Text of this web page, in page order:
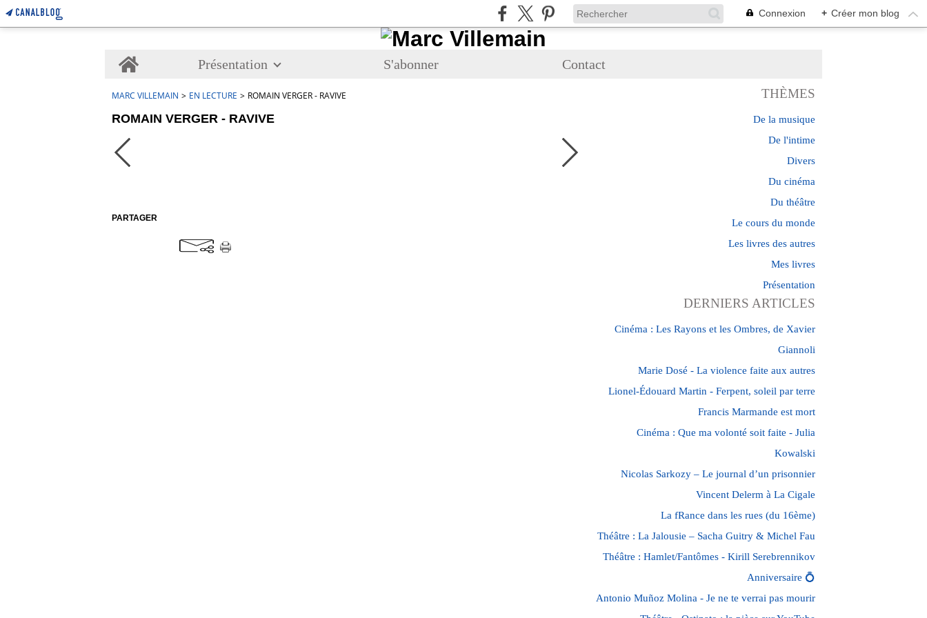
Connexion + Créer mon blog
Home Présentation S'abonner Contact
MARC VILLEMAIN > EN LECTURE > ROMAIN VERGER - RAVIVE
ROMAIN VERGER - RAVIVE
PARTAGER
THÈMES
De la musique
De l'intime
Divers
Du cinéma
Du théâtre
Le cours du monde
Les livres des autres
Mes livres
Présentation
DERNIERS ARTICLES
Cinéma : Les Rayons et les Ombres, de Xavier
Giannoli
Marie Dosé - La violence faite aux autres
Lionel-Édouard Martin - Ferpent, soleil par terre
Francis Marmande est mort
Cinéma : Que ma volonté soit faite - Julia
Kowalski
Nicolas Sarkozy – Le journal d’un prisonnier
Vincent Delerm à La Cigale
La fRance dans les rues (du 16ème)
Théâtre : La Jalousie – Sacha Guitry & Michel Fau
Théâtre : Hamlet/Fantômes - Kirill Serebrennikov
Anniversaire 💍
Antonio Muñoz Molina - Je ne te verrai pas mourir